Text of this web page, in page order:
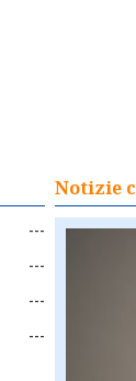
---
---
---
---
Notizie